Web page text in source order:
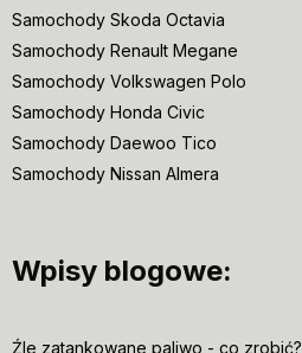
Samochody Skoda Octavia
Samochody Renault Megane
Samochody Volkswagen Polo
Samochody Honda Civic
Samochody Daewoo Tico
Samochody Nissan Almera
Wpisy blogowe:
Źle zatankowane paliwo - co zrobić?